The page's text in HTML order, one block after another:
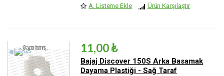
A. Listeme Ekle Ürün Karşılaştır
11,00 ₺
Bajaj Discover 150S Arka Basamak
Dayama Plastiği - Sağ Taraf